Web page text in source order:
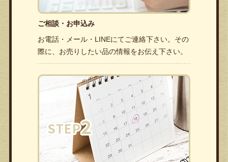
ご相談・お申込み
お電話・メール・LINEにてご連絡下さい。その
際に、お売りしたい品の情報をお伝え下さい。